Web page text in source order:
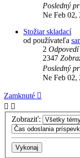
Posledný
Ne Feb 02,
Stožiar skladací
od používateľa
2 Odpovedí
2347
Posledný
Ne Feb 02,
Zamknuté
Zobraziť: